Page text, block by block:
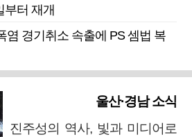
터 재개
경기취소 속출에 PS 셈법 복
울산·경남 소식
진주성의 역사, 빛과 미디어로